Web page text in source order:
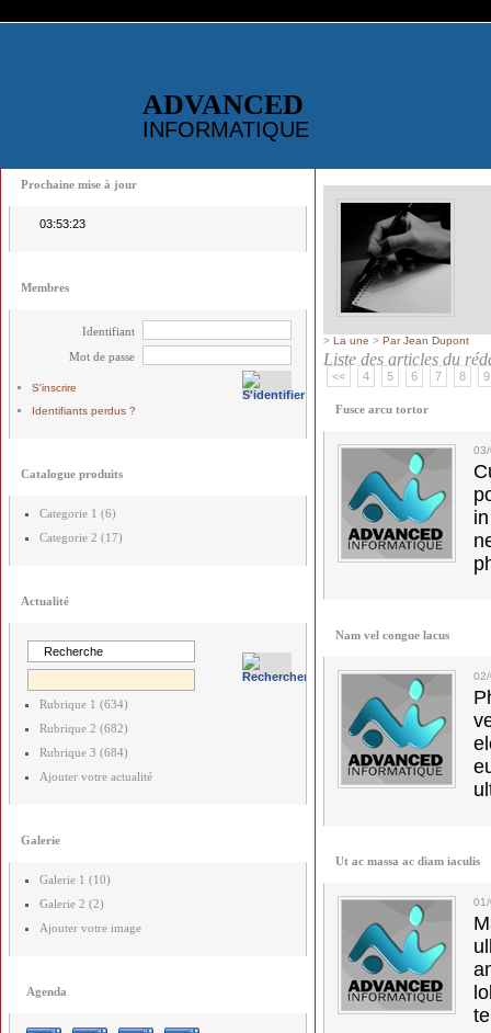
ADVANCED
INFORMATIQUE
Prochaine mise à jour
03:53:23
Membres
Identifiant
Mot de passe
S'inscrire
Identifiants perdus ?
Catalogue produits
Categorie 1 (6)
Categorie 2 (17)
Actualité
Rubrique 1 (634)
Rubrique 2 (682)
Rubrique 3 (684)
Ajouter votre actualité
Galerie
Galerie 1 (10)
Galerie 2 (2)
Ajouter votre image
Agenda
> La une > Par Jean Dupont
Liste des articles du
<< 4 5 6 7 8 9
Fusce arcu tortor
Nam vel congue lacus
Ut ac massa ac diam iaculis